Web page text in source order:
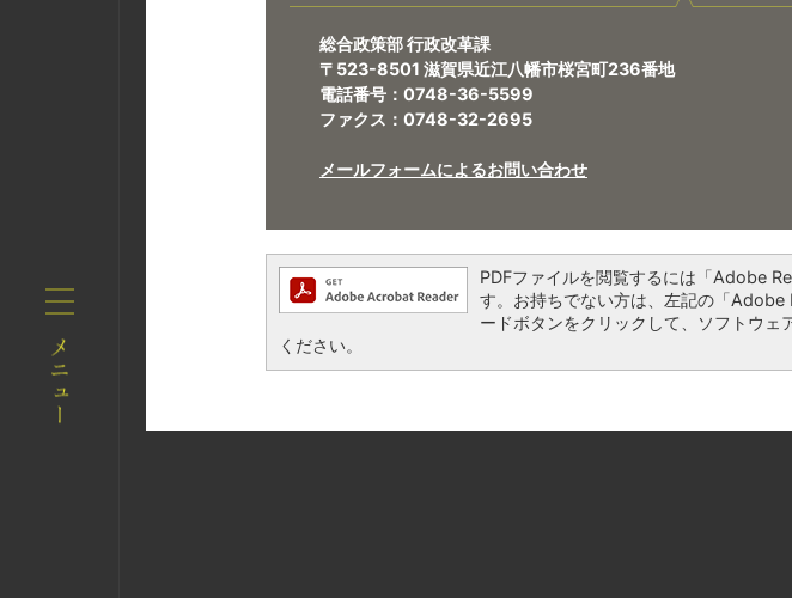
総合政策部 行政改革課
〒523-8501 滋賀県近江八幡市桜宮町236番地
電話番号：0748-36-5599
ファクス：0748-32-2695
メールフォームによるお問い合わせ
PDFファイルを閲覧するには「Adobe
す。お持ちでない方は、左記の「
ードボタンをクリックして、ソフトウェ
ください。